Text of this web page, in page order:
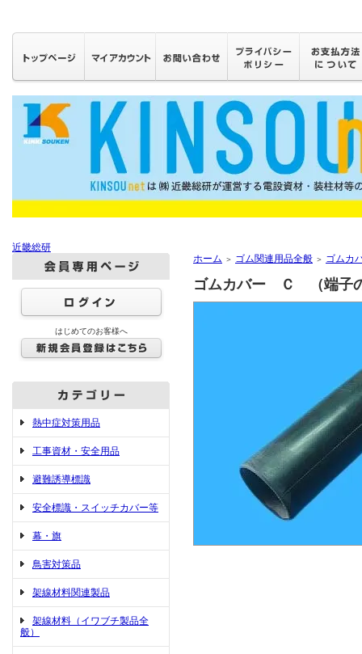
近畿総研
はじめてのお客様へ
熱中症対策用品
工事資材・安全用品
避難誘導標識
安全標識・スイッチカバー等
幕・旗
鳥害対策品
架線材料関連製品
架線材料（イワブチ製品全
般）
ホーム ＞ ゴム関連用品全般 ＞ ゴムカ
ゴムカバー Ｃ （端子